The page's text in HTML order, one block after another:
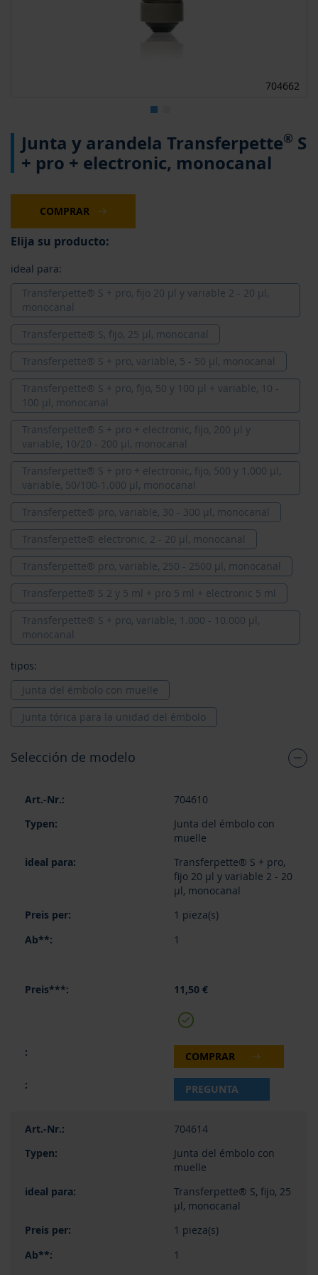
704662
comienzo
galería
Junta y arandela Transferpette® S
+ pro + electronic, monocanal
COMPRAR
Elija su producto:
ideal para:
Transferpette® S + pro, fijo 20 µl y variable 2 - 20 µl,
monocanal
Transferpette® S, fijo, 25 µl, monocanal
Transferpette® S + pro, variable, 5 - 50 µl, monocanal
Transferpette® S + pro, fijo, 50 y 100 µl + variable, 10 -
100 µl, monocanal
Transferpette® S + pro + electronic, fijo, 200 µl y
variable, 10/20 - 200 µl, monocanal
Transferpette® S + pro + electronic, fijo, 500 y 1.000 µl,
variable, 50/100-1.000 µl, monocanal
Transferpette® pro, variable, 30 - 300 µl, monocanal
Transferpette® electronic, 2 - 20 µl, monocanal
Transferpette® pro, variable, 250 - 2500 µl, monocanal
Transferpette® S 2 y 5 ml + pro 5 ml + electronic 5 ml
Transferpette® S + pro, variable, 1.000 - 10.000 µl,
monocanal
tipos:
Junta del émbolo con muelle
Junta tórica para la unidad del émbolo
Selección de modelo
agrupados
704610
Junta del émbolo con
muelle
Transferpette® S + pro,
fijo 20 µl y variable 2 - 20
µl, monocanal
1 pieza(s)
1
11,50 €
COMPRAR
PREGUNTA
704614
Junta del émbolo con
muelle
Transferpette® S, fijo, 25
µl, monocanal
1 pieza(s)
1